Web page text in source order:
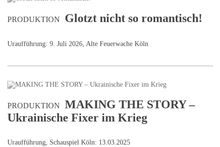
PRODUKTION Glotzt nicht so romantisch!
Uraufführung: 9. Juli 2026, Alte Feuerwache Köln
PRODUKTION
MAKING THE STORY –
Ukrainische Fixer im Krieg
Uraufführung, Schauspiel Köln: 13.03.2025